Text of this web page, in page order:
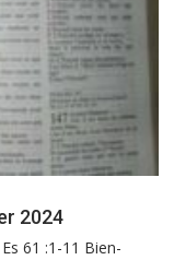
2024
61 :1-11 Bien-